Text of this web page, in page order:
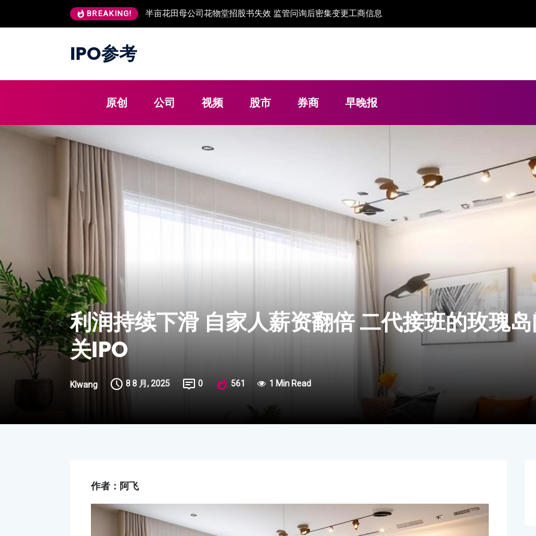
BREAKING! 半亩花田母公司花物堂招股书失效 监管问询后密集变更工商信息
IPO参考
原创 公司 视频 股市 券商 早晚报
利润持续下滑 自家人薪资翻倍 二代接班的玫瑰
关IPO
Klwang 8 8 月, 2025 0 561 1 Min Read
作者：阿飞